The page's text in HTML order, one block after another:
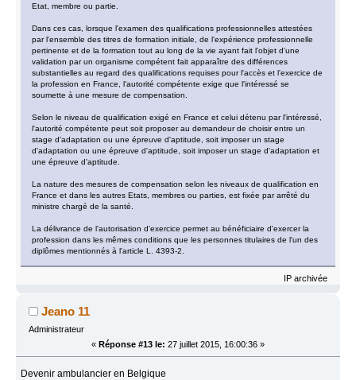
Etat, membre ou partie.
Dans ces cas, lorsque l'examen des qualifications professionnelles attestées
par l'ensemble des titres de formation initiale, de l'expérience professionnelle
pertinente et de la formation tout au long de la vie ayant fait l'objet d'une
validation par un organisme compétent fait apparaître des différences
substantielles au regard des qualifications requises pour l'accès et l'exercice de
la profession en France, l'autorité compétente exige que l'intéressé se
soumette à une mesure de compensation.
Selon le niveau de qualification exigé en France et celui détenu par l'intéressé,
l'autorité compétente peut soit proposer au demandeur de choisir entre un
stage d'adaptation ou une épreuve d'aptitude, soit imposer un stage
d'adaptation ou une épreuve d'aptitude, soit imposer un stage d'adaptation et
une épreuve d'aptitude.
La nature des mesures de compensation selon les niveaux de qualification en
France et dans les autres Etats, membres ou parties, est fixée par arrêté du
ministre chargé de la santé.
La délivrance de l'autorisation d'exercice permet au bénéficiaire d'exercer la
profession dans les mêmes conditions que les personnes titulaires de l'un des
diplômes mentionnés à l'article L. 4393-2.
IP archivée
Jeano 11
Administrateur
« Réponse #13 le: 27 juillet 2015, 16:00:36 »
Devenir ambulancier en Belgique